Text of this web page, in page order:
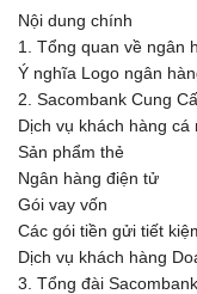
Nội dung chính
1. Tổng quan về ngân
Ý nghĩa Logo ngân
2. Sacombank Cung
Dịch vụ khách hàng cá
Sản phẩm thẻ
Ngân hàng điện tử
Gói vay vốn
Các gói tiền gửi tiết
Dịch vụ khách hàng
3. Tổng đài